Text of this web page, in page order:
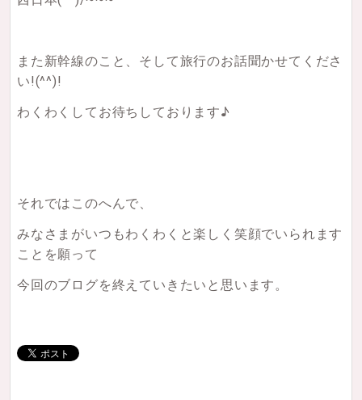
また新幹線のこと、そして旅行のお話聞かせてくださ
い!(^^)!
わくわくしてお待ちしております♪
それではこのへんで、
みなさまがいつもわくわくと楽しく笑顔でいられます
ことを願って
今回のブログを終えていきたいと思います。